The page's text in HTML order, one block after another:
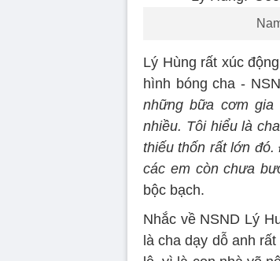
Lý Hùng rất xúc
hình bóng cha -
những bữa cơm
nhiều. Tôi hiểu là
thiếu thốn rất lớn
các em còn chưa
bộc bạch.
Nhắc về NSND Lý
là cha dạy dỗ anh